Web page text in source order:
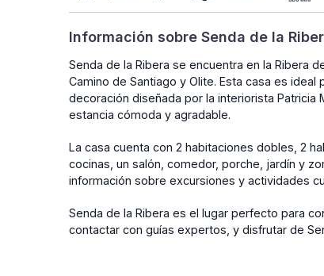
Información sobre Senda de la
Senda de la Ribera se encuentra en la Ribera
Camino de Santiago y Olite. Esta casa es
decoración diseñada por la interiorista Patricia
estancia cómoda y agradable.
La casa cuenta con 2 habitaciones dobles, 2
cocinas, un salón, comedor, porche, jardín y
información sobre excursiones y actividades
Senda de la Ribera es el lugar perfecto para
contactar con guías expertos, y disfrutar de